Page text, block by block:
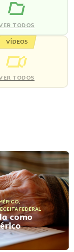
TODOS
VÍDEOS
TODOS
,
FEDERAL
como